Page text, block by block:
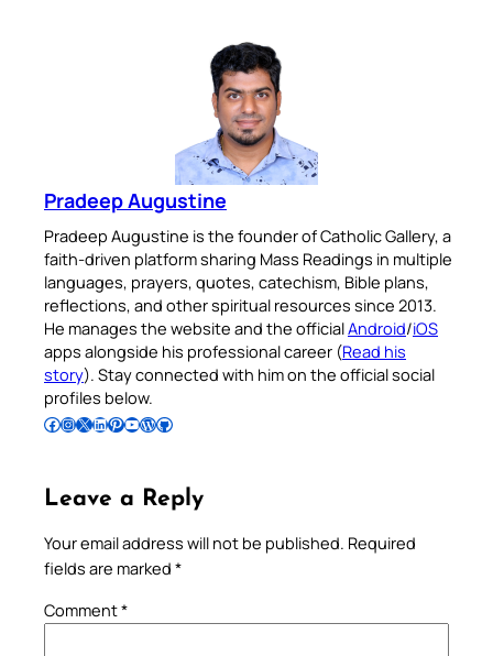
Pradeep Augustine
Pradeep Augustine is the founder of Catholic Gallery, a
faith-driven platform sharing Mass Readings in multiple
languages, prayers, quotes, catechism, Bible plans,
reflections, and other spiritual resources since 2013.
He manages the website and the officialAndroid/iOS
apps alongside his professional career (Read his
story). Stay connected with him on the official social
profiles below.
Follow Pradeep on Facebook Follow Pradeep on InstagramFollow Pradeep on X Follow Pradeep on LinkedIn Follow Pradeep on Pinterest Subscribe to Pradeep’s Youtube Channel Follow Pradeep on WordPress Follow Pradeep on GitHub
Leave a Reply
Your email address will not be published. Required
fields are marked *
Comment*